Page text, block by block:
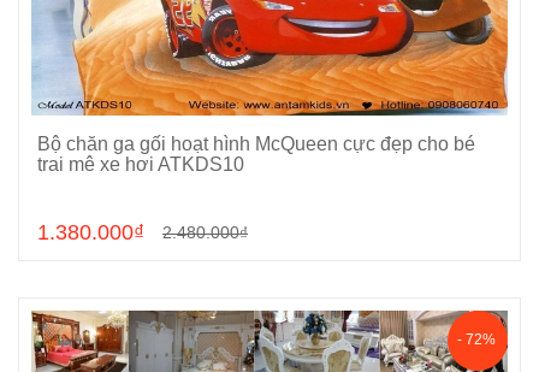
Chọn sản phẩm
Bộ chăn ga gối hoạt hình McQueen cực đẹp cho bé
trai mê xe hơi ATKDS10
1.380.000₫ 2.480.000₫
- 72%